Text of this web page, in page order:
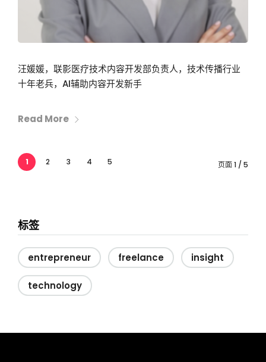
汪媛媛，联影医疗技术内容开发部负责人，技术传播行业
十年老兵，AI辅助内容开发新手
Read More
1 2 3 4 5 页面 1 / 5
标签
entrepreneur freelance insight
technology